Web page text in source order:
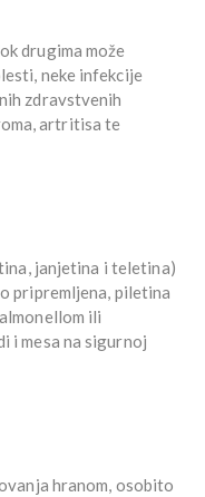
drugima može
neke infekcije
zdravstvenih
artritisa te
janjetina i teletina)
pripremljena, piletina
ili
i mesa na sigurnoj
hranom, osobito